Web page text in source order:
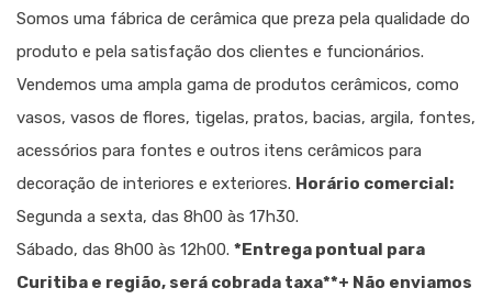
Somos uma fábrica de cerâmica que preza pela qualidade do
produto e pela satisfação dos clientes e funcionários.
Vendemos uma ampla gama de produtos cerâmicos, como
vasos, vasos de flores, tigelas, pratos, bacias, argila, fontes,
acessórios para fontes e outros itens cerâmicos para
decoração de interiores e exteriores. Horário comercial:
Segunda a sexta, das 8h00 às 17h30.
Sábado, das 8h00 às 12h00. *Entrega pontual para
Curitiba e região, será cobrada taxa**+ Não enviamos